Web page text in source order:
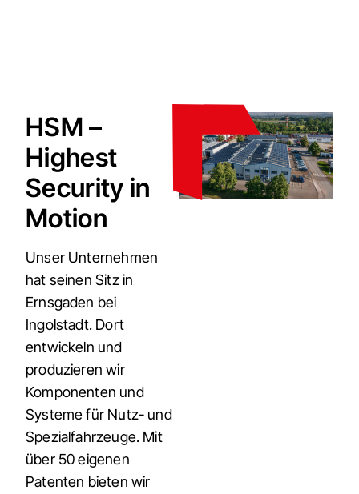
HSM –
Highest
Security in
Motion
Unser Unternehmen
hat seinen Sitz in
Ernsgaden bei
Ingolstadt. Dort
entwickeln und
produzieren wir
Komponenten und
Systeme für Nutz- und
Spezialfahrzeuge. Mit
über 50 eigenen
Patenten bieten wir